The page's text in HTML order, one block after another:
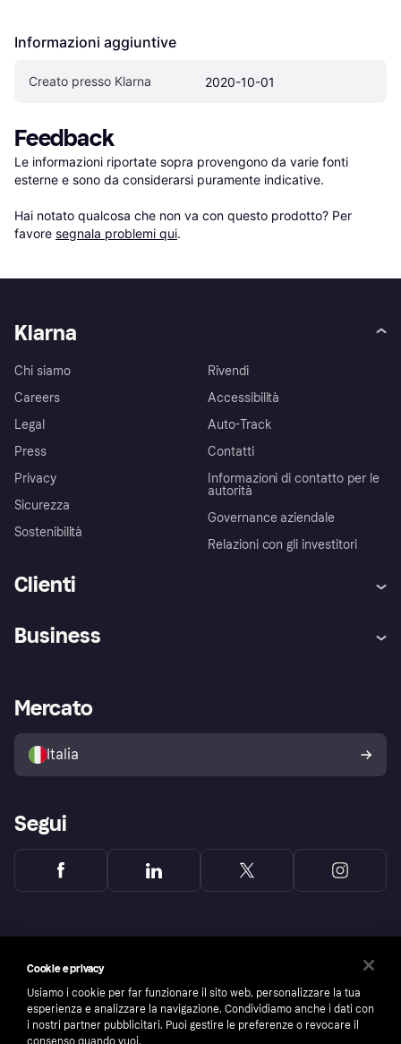
Informazioni aggiuntive
Creato presso Klarna 2020-10-01
Feedback
Le informazioni riportate sopra provengono da varie fonti
esterne e sono da considerarsi puramente indicative.
Hai notato qualcosa che non va con questo prodotto? Per
favore segnala problemi qui.
Klarna
Chi siamo
Careers
Legal
Press
Privacy
Sicurezza
Sostenibilità
Rivendi
Accessibilità
Auto-Track
Contatti
Informazioni di contatto per le
autorità
Governance aziendale
Relazioni con gli investitori
Clienti
Assistenza
Esplora i negozi
Politica di protezione
dell'acquirente Klarna
Business
Accesso aziende
Mercato
Italia
Segui
Cookie e privacy
Usiamo i cookie per far funzionare il sito web, personalizzare la tua
esperienza e analizzare la navigazione. Condividiamo anche i dati con
i nostri partner pubblicitari. Puoi gestire le preferenze o revocare il
consenso quando vuoi.